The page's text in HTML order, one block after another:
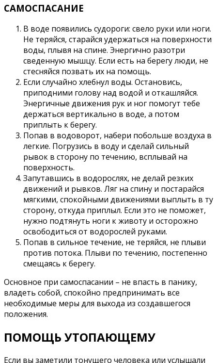
САМОСПАСАНИЕ
В воде появились судороги: свело руки или ноги.
Не теряйся, старайся удержаться на поверхности
воды, плывя на спине. Энергично разотри
сведенную мышцу. Если есть на берегу люди, не
стесняйся позвать их на помощь.
Если случайно хлебнул воды. Остановись,
приподними голову над водой и откашляйся.
Энергичные движения рук и ног помогут тебе
держаться вертикально в воде, а потом
приплыть к берегу.
Попав в водоворот, набери побольше воздуха в
легкие. Погрузись в воду и сделай сильный
рывок в сторону по течению, всплывай на
поверхность.
Запутавшись в водорослях, не делай резких
движений и рывков. Ляг на спину и постарайся
мягкими, спокойными движениями выплыть в ту
сторону, откуда приплыл. Если это не поможет,
нужно подтянуть ноги к животу и осторожно
освободиться от водорослей руками.
Попав в сильное течение, не теряйся, не плыви
против потока. Плыви по течению, постепенно
смещаясь к берегу.
Основное при самоспасании – не впасть в панику,
владеть собой, спокойно предпринимать все
необходимые меры для выхода из создавшегося
положения.
ПОМОЩЬ УТОПАЮЩЕМУ
Если вы заметили тонущего человека или услышали